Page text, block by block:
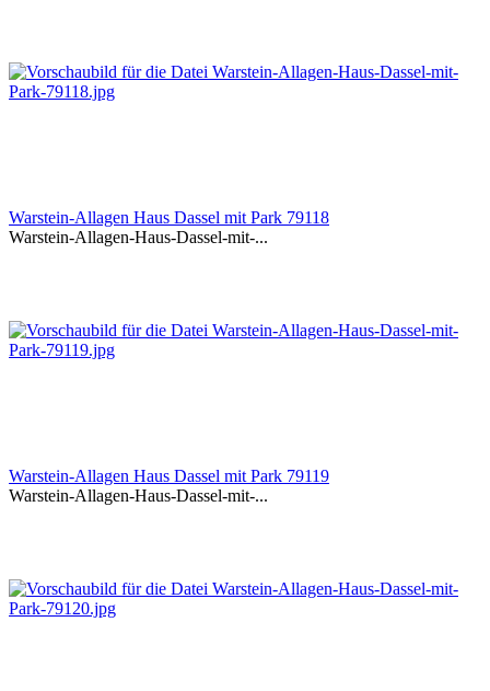
Warstein-Allagen Haus Dassel mit Park 79118
Warstein-Allagen-Haus-Dassel-mit-...
Warstein-Allagen Haus Dassel mit Park 79119
Warstein-Allagen-Haus-Dassel-mit-...